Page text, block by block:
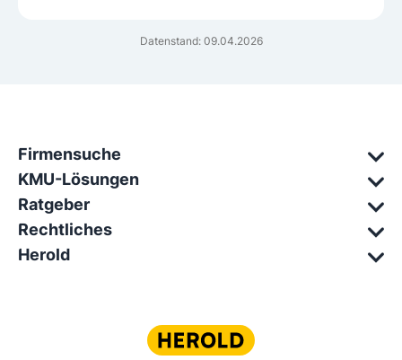
Datenstand: 09.04.2026
Firmensuche
KMU-Lösungen
Ratgeber
Rechtliches
Herold